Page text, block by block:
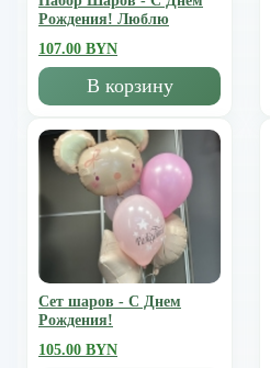
Рождения! Люблю
107.00 BYN
В корзину
Сет шаров - С Днем
Рождения!
105.00 BYN